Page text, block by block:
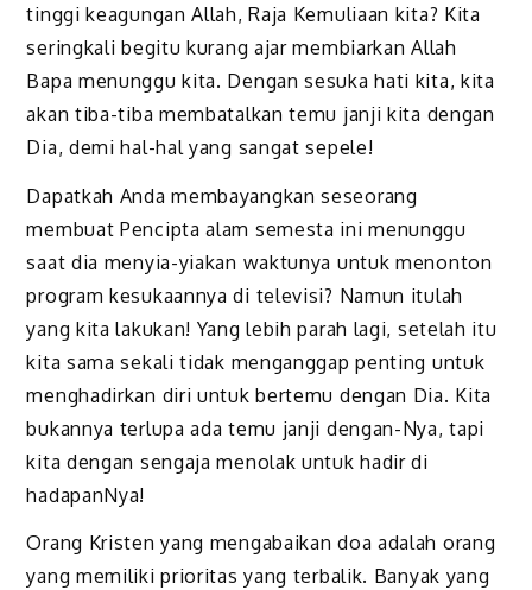
tinggi keagungan Allah, Raja Kemuliaan kita? Kita
seringkali begitu kurang ajar membiarkan Allah
Bapa menunggu kita. Dengan sesuka hati kita, kita
akan tiba-tiba membatalkan temu janji kita dengan
Dia, demi hal-hal yang sangat sepele!
Dapatkah Anda membayangkan seseorang
membuat Pencipta alam semesta ini menunggu
saat dia menyia-yiakan waktunya untuk menonton
program kesukaannya di televisi? Namun itulah
yang kita lakukan! Yang lebih parah lagi, setelah itu
kita sama sekali tidak menganggap penting untuk
menghadirkan diri untuk bertemu dengan Dia. Kita
bukannya terlupa ada temu janji dengan-Nya, tapi
kita dengan sengaja menolak untuk hadir di
hadapanNya!
Orang Kristen yang mengabaikan doa adalah orang
yang memiliki prioritas yang terbalik. Banyak yang